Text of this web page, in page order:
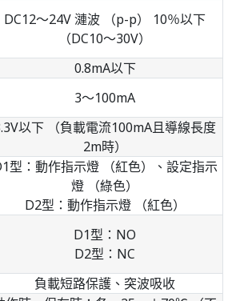
DC12～24V 漣波 （p-p） 10％以下
（DC10～30V）
0.8mA以下
3～100mA
以下 （負載電流100mA且導線長度
2m時）
型：動作指示燈 （紅色）、設定指示
燈 （綠色）
D2型：動作指示燈 （紅色）
D1型：NO
D2型：NC
負載短路保護、突波吸收